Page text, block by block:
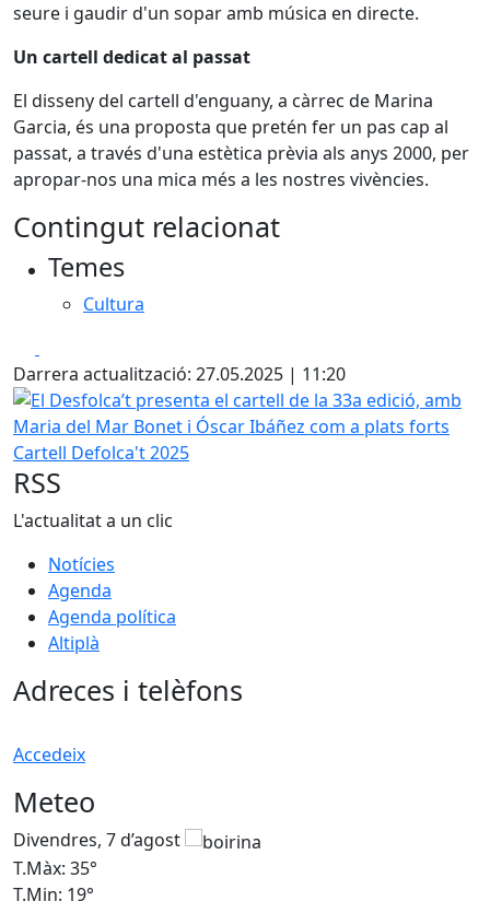
seure i gaudir d'un sopar amb música en directe.
Un cartell dedicat al passat
El disseny del cartell d'enguany, a càrrec de Marina
Garcia, és una proposta que pretén fer un pas cap al
passat, a través d'una estètica prèvia als anys 2000, per
apropar-nos una mica més a les nostres vivències.
Contingut relacionat
Temes
Cultura
Darrera actualització: 27.05.2025 | 11:20
El Desfolca’t presenta el cartell de la 33a edició, amb
Cartell Defolca't 2025
RSS
L'actualitat a un clic
Notícies
Agenda
Agenda política
Altiplà
Adreces i telèfons
Accedeix
Meteo
Divendres, 7 d’agost
T.Màx: 35°
T.Min: 19°